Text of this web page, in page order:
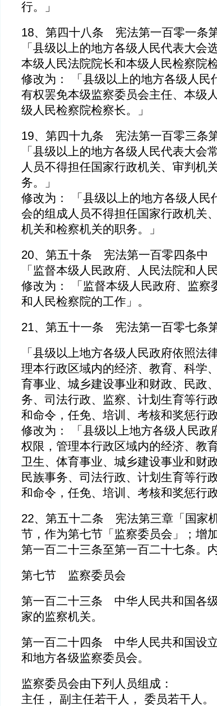
行。」
18、第四十八条 宪法第一百零一条
「县级以上的地方各级人民代表大会
本级人民法院院长和本级人民检察院
修改为： 「县级以上的地方各级人民
有权罢免本级监察委员会主任、本级
级人民检察院检察长。」
19、第四十九条 宪法第一百零三条
「县级以上的地方各级人民代表大会
人员不得担任国家行政机关、审判机
务。」
修改为： 「县级以上的地方各级人民
会的组成人员不得担任国家行政机关
机关和检察机关的职务。」
20、第五十条 宪法第一百零四条中
「监督本级人民政府、人民法院和人
修改为： 「监督本级人民政府、监察
和人民检察院的工作」。
21、第五十一条 宪法第一百零七条
「县级以上地方各级人民政府依照法
理本行政区域内的经济、教育、科学
育事业、城乡建设事业和财政、民政
务、司法行政、监察、计划生育等行
和命令，任免、培训、考核和奖惩行
修改为： 「县级以上地方各级人民政
权限，管理本行政区域内的经济、教
卫生、体育事业、城乡建设事业和财
民族事务、司法行政、计划生育等行
和命令，任免、培训、考核和奖惩行
22、第五十二条 宪法第三章「国家
节，作为第七节「监察委员会」；增
第一百二十三条至第一百二十七条。
第七节 监察委员会
第一百二十三条 中华人民共和国各
家的监察机关。
第一百二十四条 中华人民共和国设
和地方各级监察委员会。
监察委员会由下列人员组成：
主任， 副主任若干人， 委员若干人。